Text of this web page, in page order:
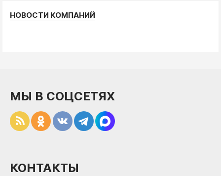
НОВОСТИ КОМПАНИЙ
МЫ В СОЦСЕТЯХ
КОНТАКТЫ